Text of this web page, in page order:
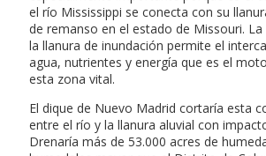
el río Mississippi se conecta con su
de remanso en el estado de Missouri.
la llanura de inundación permite el
agua, nutrientes y energía que es el
esta zona vital.
El dique de Nuevo Madrid cortaría esta
entre el río y la llanura aluvial con
Drenaría más de 53.000 acres de